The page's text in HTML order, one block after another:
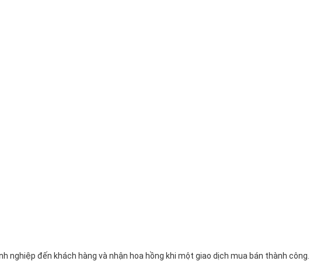
đến khách hàng và nhận hoa hồng khi một giao dịch mua bán thành công.